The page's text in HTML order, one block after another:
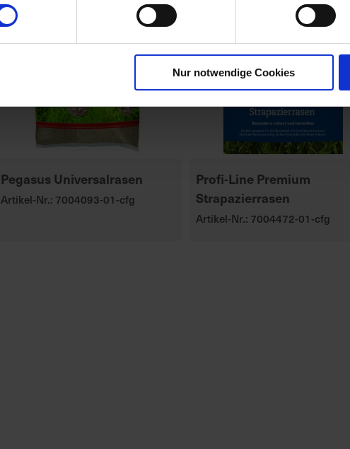
Nur notwendige Cookies
Pegasus Universalrasen
Artikel-Nr.: 7004093-01-cfg
Profi-Line Premium
Strapazierrasen
Artikel-Nr.: 7004472-01-cfg